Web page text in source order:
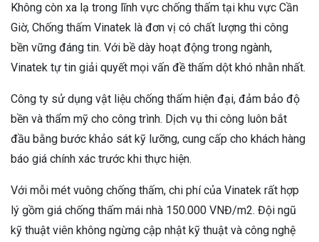
Không còn xa lạ trong lĩnh vực chống thấm tại khu vực Cần
Giờ, Chống thấm Vinatek là đơn vị có chất lượng thi công
bền vững đáng tin. Với bề dày hoạt động trong ngành,
Vinatek tự tin giải quyết mọi vấn đề thấm dột khó nhằn nhất.
Công ty sử dụng vật liệu chống thấm hiện đại, đảm bảo độ
bền và thẩm mỹ cho công trình. Dịch vụ thi công luôn bắt
đầu bằng bước khảo sát kỹ lưỡng, cung cấp cho khách hàng
báo giá chính xác trước khi thực hiện.
Với mỗi mét vuông chống thấm, chi phí của Vinatek rất hợp
lý gồm giá chống thấm mái nhà 150.000 VNĐ/m2. Đội ngũ
kỹ thuật viên không ngừng cập nhật kỹ thuật và công nghệ